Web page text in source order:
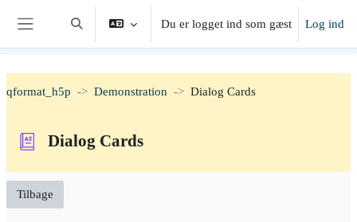
Gå til hovedindhold
Skift søgeindput
Du er logget ind som gæst Log ind
qformat_h5p Demonstration Dialog Cards
Dialog Cards
Tilbage